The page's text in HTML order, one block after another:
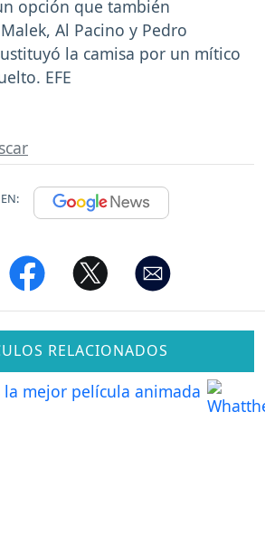
opción que también
Al Pacino y Pedro
la camisa por un mítico
EFE
RELACIONADOS